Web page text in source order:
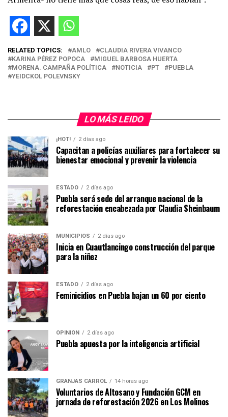
RELATED TOPICS: AMLO
CLAUDIA RIVERA VIVANCO
KARINA PÉREZ POPOCA
MIGUEL BARBOSA HUERTA
MORENA. CAMPAÑA POLÍTICA
NOTICIA PT
PUEBLA
YEIDCKOL POLEVNSKY
LO MÁS LEIDO
¡HOT! 2 días ago
Capacitan a policías auxiliares para fortalecer su
bienestar emocional y prevenir la violencia
ESTADO 2 días ago
Puebla será sede del arranque nacional de la
reforestación encabezada por Claudia Sheinbaum
MUNICIPIOS 2 días ago
Inicia en Cuautlancingo construcción del parque
para la niñez
ESTADO 2 días ago
Feminicidios en Puebla bajan un 60 por ciento
OPINIÓN 2 días ago
Puebla apuesta por la inteligencia artificial
GRANJAS CARROL 14 horas ago
Voluntarios de Altosano y Fundación GCM en
jornada de reforestación 2026 en Los Molinos